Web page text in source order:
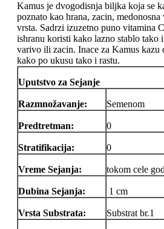
Kamus je dvogodisnja biljka koja se
poznato kao hrana, zacin,
vrsta. Sadrzi izuzetno puno vitamina
ishranu koristi kako lazno stablo tako
varivo ili zacin. Inace za Kamus kazu
kako po ukusu tako i rastu.
Uputstvo za Sejanje
Razmnožavanje: Semenom
Predtretman: 0
Stratifikacija: 0
Vreme Sejanja: tokom cele
Dubina Sejanja: 1 cm
Vrsta Substrata: Substrat br.1